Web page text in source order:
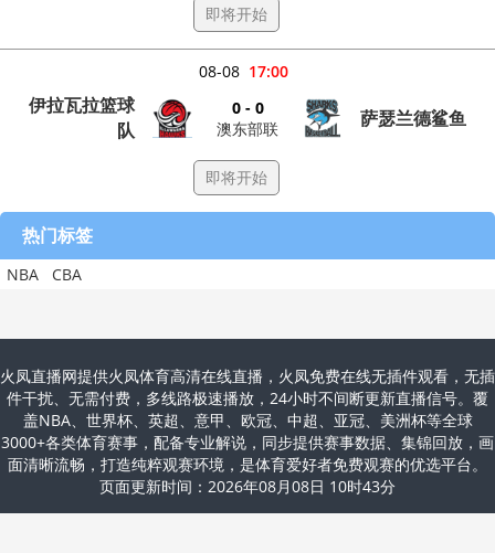
即将开始
17:00
08-08
伊拉瓦拉篮球
队
0 - 0
澳东部联
萨瑟兰德鲨鱼
即将开始
热门标签
NBA CBA
火凤直播网提供火凤体育高清在线直播，火凤免费在线无插件观看，无插
件干扰、无需付费，多线路极速播放，24小时不间断更新直播信号。覆
盖NBA、世界杯、英超、意甲、欧冠、中超、亚冠、美洲杯等全球
3000+各类体育赛事，配备专业解说，同步提供赛事数据、集锦回放，画
面清晰流畅，打造纯粹观赛环境，是体育爱好者免费观赛的优选平台。
页面更新时间：2026年08月08日 10时43分